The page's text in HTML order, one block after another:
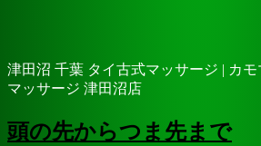
津田沼 千葉 タイ古式マッサージ | カ
マッサージ 津田沼店
頭の先からつま先まで